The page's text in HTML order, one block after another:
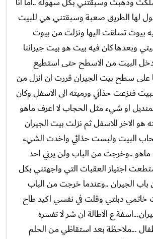
لها الطريق صعبة وسبقتني هي للبيت
بيوت تسلقت اليها ونزلت من بيوت
وبعدها كان فيه بيت هو بيت جيراننا
البيت من الاسطح حتى استطيع
على سطح بيت الجيران قررت ان انزل من
فنزعت حذائي ورميته الى الاسفل وكان
او شيء مثل الحجاب لا اعرف ماهو
هو الاخر للاسفل ثم نزلت بيت الجيران
البيت ولبست حذائي واخدت الشيء
ماهو ..وخرجت من الباب ولن يرني احد
اجتياز العقبات التي واجهتني بكل
الجيران ..وعندما خرجت من الباب
دبلتي وقلت في نفسي اكيد طاح
ع الاطالة ان شر لا تفسره
...ملاحظة بعد استقاظي من الحلم